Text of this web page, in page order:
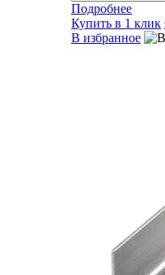
Подробнее
Купить в 1 клик
В избранное